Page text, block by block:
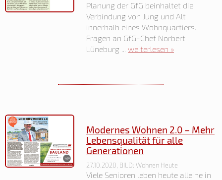
Planung der GfG beinhaltet die
Verbindung von Jung und Alt
innerhalb eines Wohnquartiers.
Fragen an GfG-Chef Norbert
Lüneburg ... weiterlesen »
Modernes Wohnen 2.0 – Mehr
Lebensqualität für alle
Generationen
27.10.2020, BILD: Wohnen Heute
Viele Senioren leben heute alleine in